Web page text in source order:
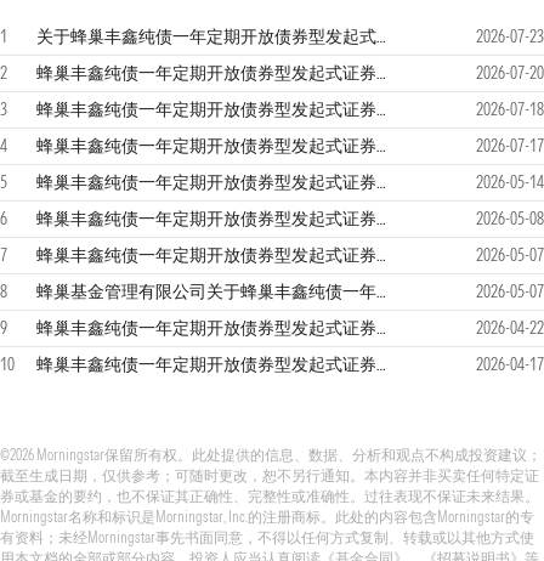
1 关于蜂巢丰鑫纯债一年定期开放债券型发起式证券投资基金提高份额净值精度的公告
2026-07-23
2
蜂巢丰鑫纯债一年定期开放债券型发起式证券投资基金2026年第2季度报告
2026-07-20
3
蜂巢丰鑫纯债一年定期开放债券型发起式证券投资基金恢复申购、赎回业务的公告
2026-07-18
4
蜂巢丰鑫纯债一年定期开放债券型发起式证券投资基金2026年第2季度报告
2026-07-17
5
蜂巢丰鑫纯债一年定期开放债券型发起式证券投资基金暂停申购、赎回业务的公告
2026-05-14
6
蜂巢丰鑫纯债一年定期开放债券型发起式证券投资基金分红公告
2026-05-08
7
蜂巢丰鑫纯债一年定期开放债券型发起式证券投资基金开放日常申购、赎回业务的公告
2026-05-07
8
蜂巢基金管理有限公司关于蜂巢丰鑫纯债一年定期开放债券型发起式证券投资基金开展直销柜台申购费率优惠活动的公告
2026-05-07
9
蜂巢丰鑫纯债一年定期开放债券型发起式证券投资基金2026年第1季度报告
2026-04-22
10
蜂巢丰鑫纯债一年定期开放债券型发起式证券投资基金招募说明书（更新）2026年第1期 2026-04-17
©2026 Morningstar保留所有权。此处提供的信息、数据、分析和观点不构成投资建议；
截至生成日期，仅供参考；可随时更改，恕不另行通知。本内容并非买卖任何特定证
券或基金的要约，也不保证其正确性、完整性或准确性。过往表现不保证未来结果。
Morningstar名称和标识是Morningstar, Inc.的注册商标。此处的内容包含Morningstar的专
有资料；未经Morningstar事先书面同意，不得以任何方式复制、转载或以其他方式使